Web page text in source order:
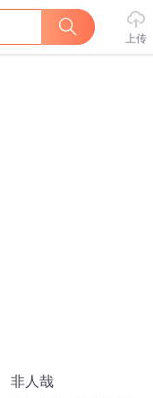
上传
非人哉